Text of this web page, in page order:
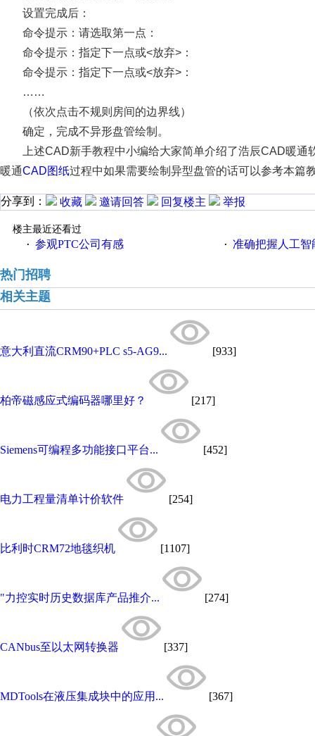
设置完成后：
命令提示：请选取第一点：
命令提示：指定下一点或<放弃>：
命令提示：指定下一点或<放弃>：
……
（依次点击不规则房间的边界线）
确定，完成不异形盘管绘制。
上述CAD新手教程中小编给大家简单介绍了浩辰CAD暖
暖通CAD图纸过程中如果需要绘制异型盘管的话可以参考本篇
分享到： 收藏 邀请回答 回复楼主 举报
楼主最近还看过
· 参观PTC公司有感 · 准确把握人工
热门招聘
相关主题
意大利直流CRM90+PLC s5-AG9... [933]
柏帝磁感应式编码器哪里好？ [217]
Siemens可编程多功能接口平台... [452]
电力工程量清单计价软件 [254]
比利时CRM72地毯织机 [1107]
"力控实时历史数据库产品推介... [274]
CANbus至以太网转换器 [337]
MDTools在液压集成块中的应用... [367]